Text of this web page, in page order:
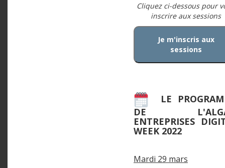
Cliquez ci-dessous pour
inscrire aux sessions
Je m'inscris aux
sessions
LE
DE
ENTREPRISES
WEEK 2022
Mardi 29 mars